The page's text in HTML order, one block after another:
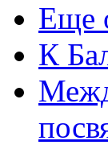
Еще
К